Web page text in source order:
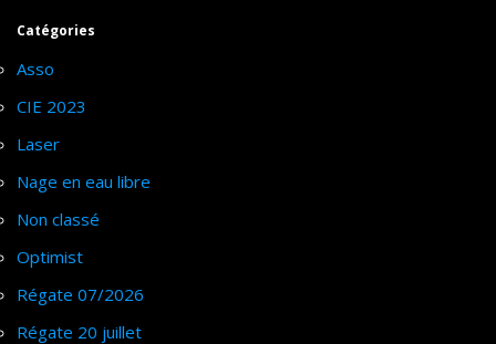
Catégories
Asso
CIE 2023
Laser
Nage en eau libre
Non classé
Optimist
Régate 07/2026
Régate 20 juillet